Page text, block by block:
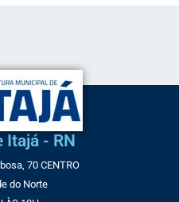
Itajá - RN
70 CENTRO
do Norte